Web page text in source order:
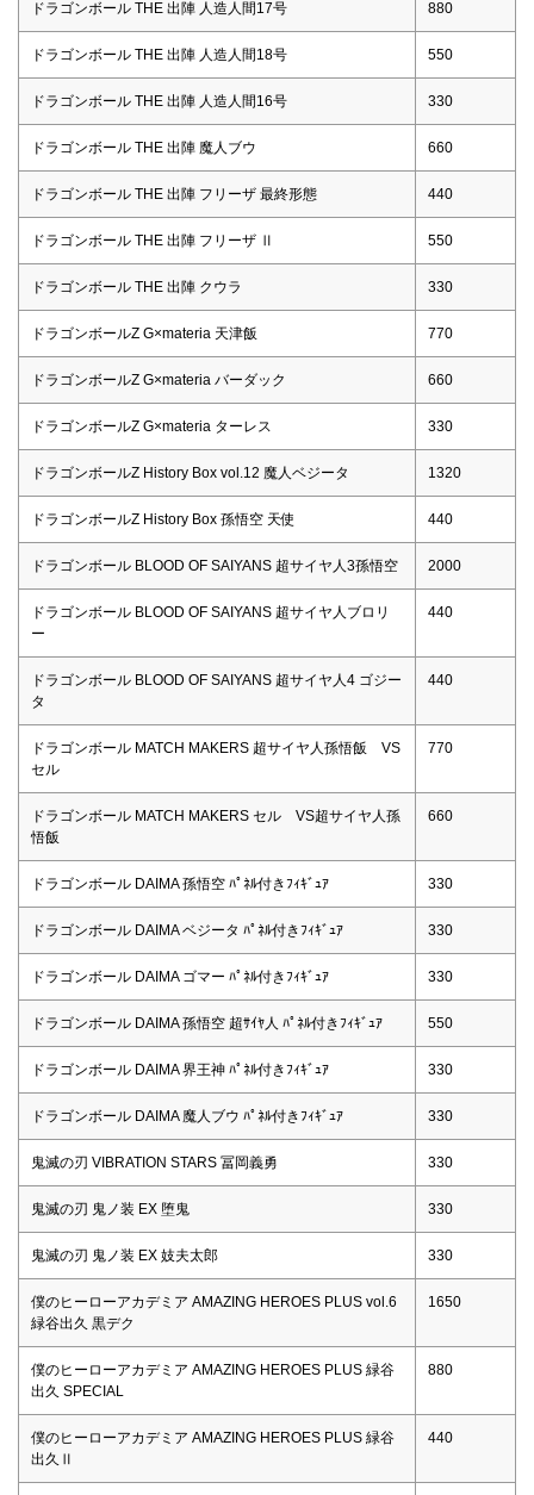
ドラゴンボール THE 出陣 人造人間17号 880
ドラゴンボール THE 出陣 人造人間18号 550
ドラゴンボール THE 出陣 人造人間16号 330
ドラゴンボール THE 出陣 魔人ブウ 660
ドラゴンボール THE 出陣 フリーザ 最終形態 440
ドラゴンボール THE 出陣 フリーザ Ⅱ 550
ドラゴンボール THE 出陣 クウラ 330
ドラゴンボールZ G×materia 天津飯 770
ドラゴンボールZ G×materia バーダック 660
ドラゴンボールZ G×materia ターレス 330
ドラゴンボールZ History Box vol.12 魔人ベジータ 1320
ドラゴンボールZ History Box 孫悟空 天使 440
ドラゴンボール BLOOD OF SAIYANS 超サイヤ人3孫悟空 2000
ドラゴンボール BLOOD OF SAIYANS 超サイヤ人ブロリ
ー
440
ドラゴンボール BLOOD OF SAIYANS 超サイヤ人4 ゴジー
タ
440
ドラゴンボール MATCH MAKERS 超サイヤ人孫悟飯 VS
セル
770
ドラゴンボール MATCH MAKERS セル VS超サイヤ人孫
悟飯
660
ドラゴンボール DAIMA 孫悟空 ﾊﾟﾈﾙ付きﾌｨｷﾞｭｱ 330
ドラゴンボール DAIMA ベジータ ﾊﾟﾈﾙ付きﾌｨｷﾞｭｱ 330
ドラゴンボール DAIMA ゴマー ﾊﾟﾈﾙ付きﾌｨｷﾞｭｱ 330
ドラゴンボール DAIMA 孫悟空 超ｻｲﾔ人 ﾊﾟﾈﾙ付きﾌｨｷﾞｭｱ 550
ドラゴンボール DAIMA 界王神 ﾊﾟﾈﾙ付きﾌｨｷﾞｭｱ 330
ドラゴンボール DAIMA 魔人ブウ ﾊﾟﾈﾙ付きﾌｨｷﾞｭｱ 330
鬼滅の刃 VIBRATION STARS 冨岡義勇 330
鬼滅の刃 鬼ノ装 EX 堕鬼 330
鬼滅の刃 鬼ノ装 EX 妓夫太郎 330
僕のヒーローアカデミア AMAZING HEROES PLUS vol.6
緑谷出久 黒デク
1650
僕のヒーローアカデミア AMAZING HEROES PLUS 緑谷
出久 SPECIAL
880
僕のヒーローアカデミア AMAZING HEROES PLUS 緑谷
出久Ⅱ
440